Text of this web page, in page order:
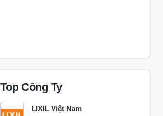
Top Công Ty
LIXIL Việt Nam